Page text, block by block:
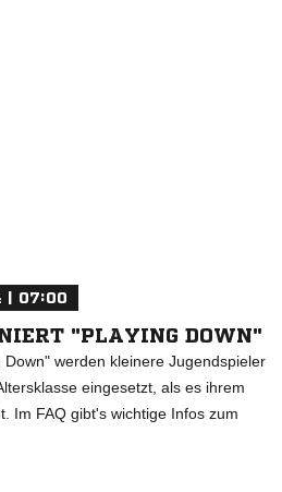
| 07:00
"PLAYING DOWN"
werden kleinere Jugendspieler
eingesetzt, als es ihrem
Im FAQ gibt's wichtige Infos zum